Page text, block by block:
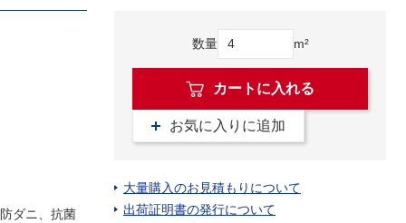
ダニ、抗菌
数量 m²
カートに入れる
お気に入りに追加
大量購入のお見積もりについて
出荷証明書の発行について